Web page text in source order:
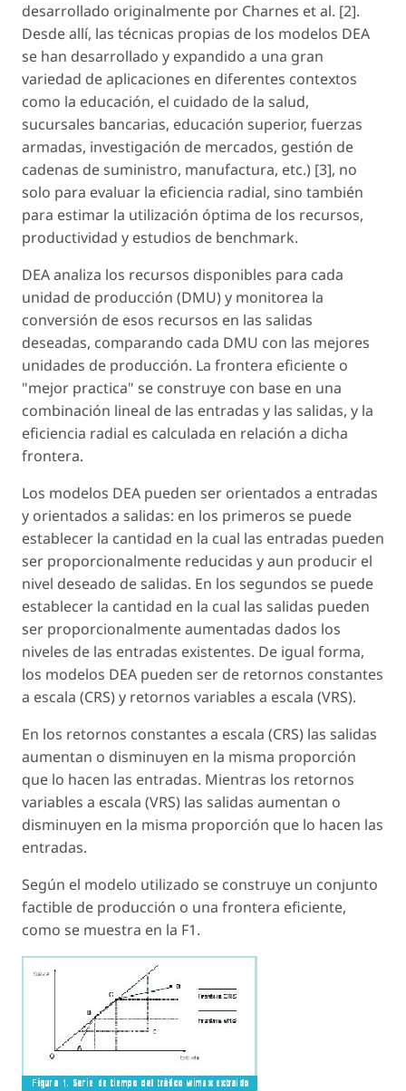
desarrollado originalmente por Charnes et al. [2].
Desde allí, las técnicas propias de los modelos DEA
se han desarrollado y expandido a una gran
variedad de aplicaciones en diferentes contextos
como la educación, el cuidado de la salud,
sucursales bancarias, educación superior, fuerzas
armadas, investigación de mercados, gestión de
cadenas de suministro, manufactura, etc.) [3], no
solo para evaluar la eficiencia radial, sino también
para estimar la utilización óptima de los recursos,
productividad y estudios de benchmark.
DEA analiza los recursos disponibles para cada
unidad de producción (DMU) y monitorea la
conversión de esos recursos en las salidas
deseadas, comparando cada DMU con las mejores
unidades de producción. La frontera eficiente o
"mejor practica" se construye con base en una
combinación lineal de las entradas y las salidas, y la
eficiencia radial es calculada en relación a dicha
frontera.
Los modelos DEA pueden ser orientados a entradas
y orientados a salidas: en los primeros se puede
establecer la cantidad en la cual las entradas pueden
ser proporcionalmente reducidas y aun producir el
nivel deseado de salidas. En los segundos se puede
establecer la cantidad en la cual las salidas pueden
ser proporcionalmente aumentadas dados los
niveles de las entradas existentes. De igual forma,
los modelos DEA pueden ser de retornos constantes
a escala (CRS) y retornos variables a escala (VRS).
En los retornos constantes a escala (CRS) las salidas
aumentan o disminuyen en la misma proporción
que lo hacen las entradas. Mientras los retornos
variables a escala (VRS) las salidas aumentan o
disminuyen en la misma proporción que lo hacen las
entradas.
Según el modelo utilizado se construye un conjunto
factible de producción o una frontera eficiente,
como se muestra en la F1.